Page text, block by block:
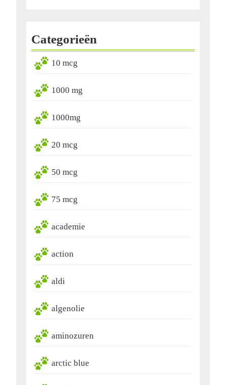
Categorieën
10 mcg
1000 mg
1000mg
20 mcg
50 mcg
75 mcg
academie
action
aldi
algenolie
aminozuren
arctic blue